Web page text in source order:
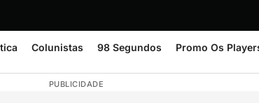
Colunistas 98 Segundos Promo Os
PUBLICIDADE